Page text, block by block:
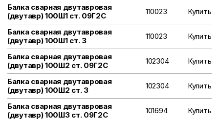
Балка сварная двутавровая
(двутавр) 100Ш1 ст. 09Г2С
110023 Купить
Балка сварная двутавровая
(двутавр) 100Ш1 ст. 3
110023 Купить
Балка сварная двутавровая
(двутавр) 100Ш2 ст. 09Г2С
102304 Купить
Балка сварная двутавровая
(двутавр) 100Ш2 ст. 3
102304 Купить
Балка сварная двутавровая
(двутавр) 100Ш3 ст. 09Г2С
101694 Купить